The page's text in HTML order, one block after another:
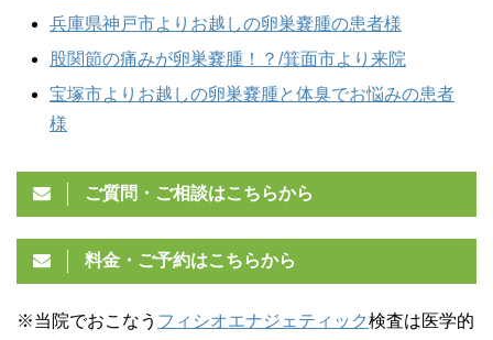
兵庫県神戸市よりお越しの卵巣嚢腫の患者様
股関節の痛みが卵巣嚢腫！？/箕面市より来院
宝塚市よりお越しの卵巣嚢腫と体臭でお悩みの患者
様
ご質問・ご相談はこちらから
料金・ご予約はこちらから
※当院でおこなう フィシオエナジェティック検査は医学的